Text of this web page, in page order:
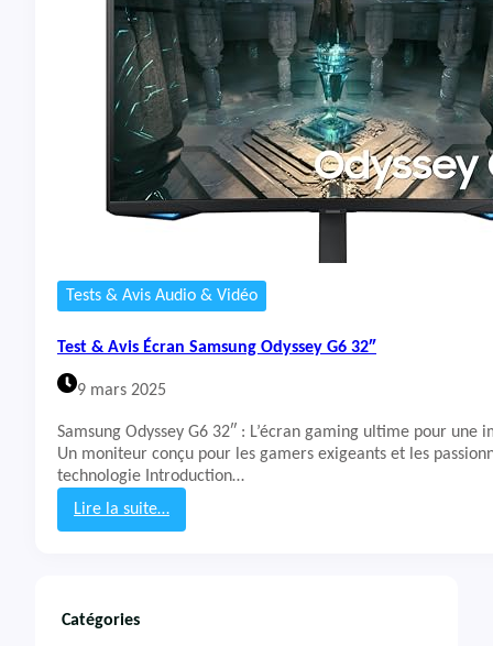
&
A
i
s
É
c
r
a
n
l
l
l
2
7
2
5
Q
Tests & Avis Audio & Vidéo
Test & Avis Écran Samsung Odyssey G6 32″
9 mars 2025
Samsung Odyssey G6 32″ : L’écran gaming ultime pour une
Un moniteur conçu pour les gamers exigeants et les
technologie Introduction…
Lire la suite…
:
Catégories